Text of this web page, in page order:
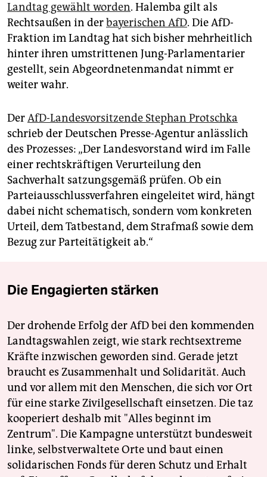
Landtag gewählt worden. Halemba gilt als
Rechtsaußen in derbayerischen AfD. Die AfD-
Fraktion im Landtag hat sich bisher mehrheitlich
hinter ihren umstrittenen Jung-Parlamentarier
gestellt, sein Abgeordnetenmandat nimmt er
weiter wahr.
DerAfD-Landesvorsitzende Stephan Protschka
schrieb der Deutschen Presse-Agentur anlässlich
des Prozesses: „Der Landesvorstand wird im Falle
einer rechtskräftigen Verurteilung den
Sachverhalt satzungsgemäß prüfen. Ob ein
Parteiausschlussverfahren eingeleitet wird, hängt
dabei nicht schematisch, sondern vom konkreten
Urteil, dem Tatbestand, dem Strafmaß sowie dem
Bezug zur Parteitätigkeit ab.“
Die Engagierten stärken
Der drohende Erfolg der AfD bei den kommenden
Landtagswahlen zeigt, wie stark rechtsextreme
Kräfte inzwischen geworden sind. Gerade jetzt
braucht es Zusammenhalt und Solidarität. Auch
und vor allem mit den Menschen, die sich vor Ort
für eine starke Zivilgesellschaft einsetzen. Die taz
kooperiert deshalb mit "Alles beginnt im
Zentrum". Die Kampagne unterstützt bundesweit
linke, selbstverwaltete Orte und baut einen
solidarischen Fonds für deren Schutz und Erhalt